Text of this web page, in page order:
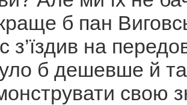
б пан
з’їздив на
б дешевше й
свою